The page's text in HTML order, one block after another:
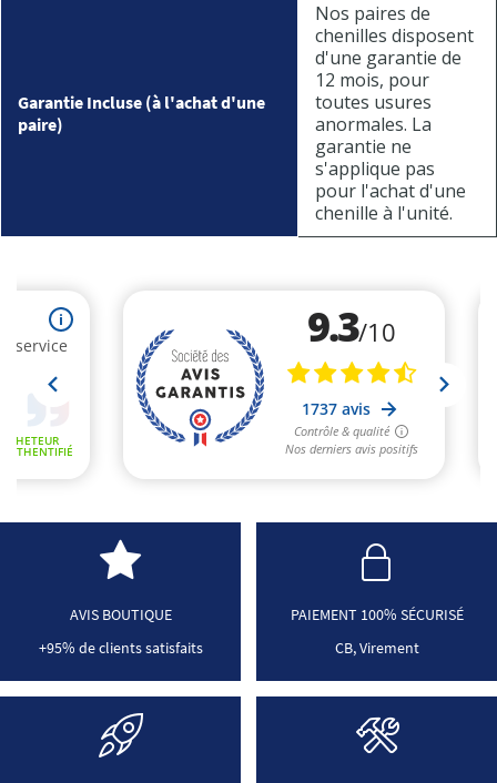
Garantie Incluse (à l'achat d'une
paire)
Nos paires de
chenilles disposent
d'une garantie de
12 mois, pour
toutes usures
anormales. La
garantie ne
s'applique pas
pour l'achat d'une
chenille à l'unité.
AVIS BOUTIQUE
+95% de clients satisfaits
PAIEMENT 100% SÉCURISÉ
CB, Virement